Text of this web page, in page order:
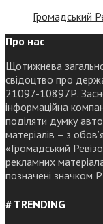
Громадський
Про нас
Щотижнева
свідоцтво про
21097-10897Р.
інформаційна
поділяти думку
матеріалів – з
«Громадський
рекламних
позначені значком
# TRENDING